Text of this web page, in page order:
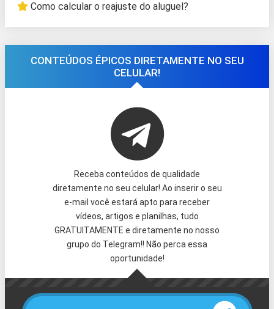
Como calcular o reajuste do aluguel?
CONTEÚDOS ÉPICOS DIRETAMENTE NO SEU
CELULAR!
Receba conteúdos de qualidade
diretamente no seu celular! Ao inserir o seu
e-mail você estará apto para receber
vídeos, artigos e planilhas, tudo
GRATUITAMENTE e diretamente no nosso
grupo do Telegram!! Não perca essa
oportunidade!